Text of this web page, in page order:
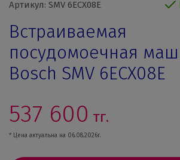
Артикул: SMV 6ECX08E
Встраиваемая
посудомоечная
Bosch SMV 6ECX08E
537 600 тг.
* Цена актуальна на 06.08.2026г.